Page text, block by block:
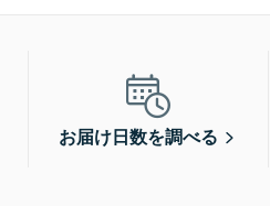
お届け日数を調べる